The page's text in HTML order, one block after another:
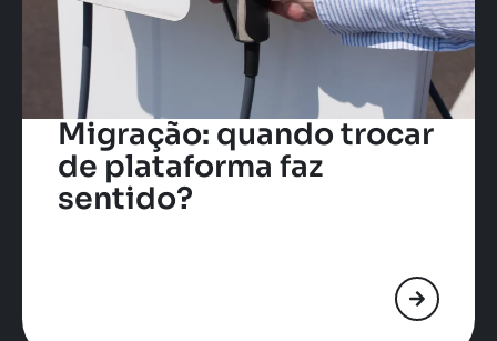
Migração: quando trocar
de plataforma faz
sentido?